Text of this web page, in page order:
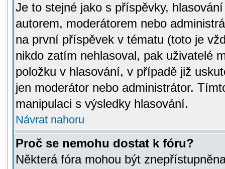
Je to stejné jako s příspěvky,
autorem, moderátorem nebo
na první příspěvek v tématu (toto je
nikdo zatím nehlasoval, pak uživatelé
položku v hlasování, v případě již
jen moderátor nebo administrátor.
manipulaci s výsledky hlasování.
Návrat nahoru
Proč se nemohu dostat k fóru?
Některá fóra mohou být